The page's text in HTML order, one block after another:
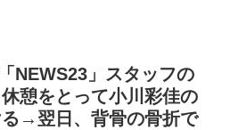
NEWS23」スタッフの
憩をとって小川彩佳の
→翌日、背骨の骨折で